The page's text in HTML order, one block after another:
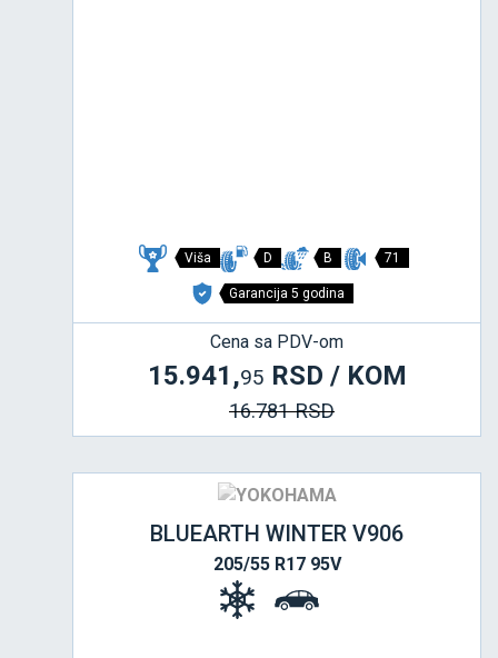
Viša D B 71
Garancija 5 godina
Cena sa PDV-om
15.941,95 RSD / KOM
16.781 RSD
BLUEARTH WINTER V906
205/55 R17 95V